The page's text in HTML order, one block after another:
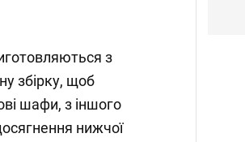
з
збірку, щоб
шафи, з іншого
нижчої